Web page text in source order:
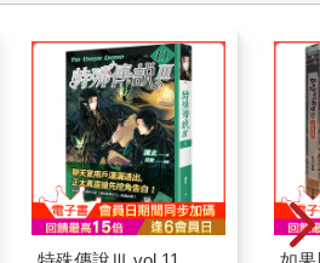
手很有力欸，噢⋯⋯叫什麼名字啊？
。）
）沒關係，來，坐坐坐。
坐下時被一諾叫住。）
慢坐在一諾大腿上。）
要喝一點？
口，嗆到，咳嗽。）